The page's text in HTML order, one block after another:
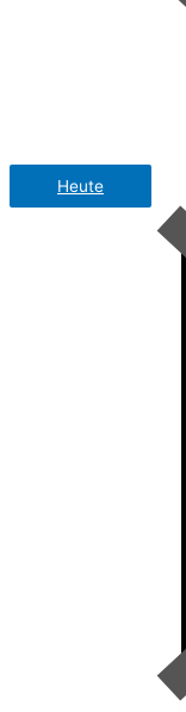
Heute